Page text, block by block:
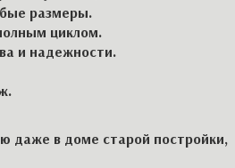
размеры.
циклом.
и надежности.
даже в доме старой постройки,